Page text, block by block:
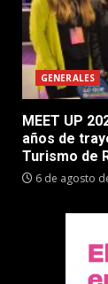
GENERALES
MEET UP
años de
Turismo de
6 de agosto